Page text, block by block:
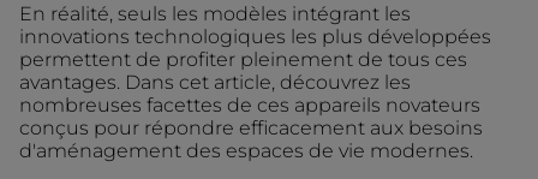
En réalité, seuls les modèles intégrant les
innovations technologiques les plus développées
permettent de profiter pleinement de tous ces
avantages. Dans cet article, découvrez les
nombreuses facettes de ces appareils novateurs
conçus pour répondre efficacement aux besoins
d'aménagement des espaces de vie modernes.